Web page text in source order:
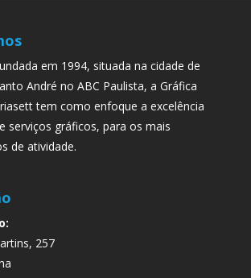
em 1994, situada na cidade de
André no ABC Paulista, a Gráfica
tem como enfoque a excelência
serviços gráficos, para os mais
de atividade.
257